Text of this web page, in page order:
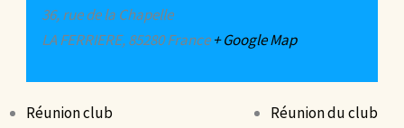
36, rue de la Chapelle
LA FERRIERE,85280France + Google Map
Réunion club Réunion du club